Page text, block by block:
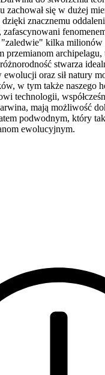
zachował się w dużej
znacznemu
zafascynowani
"zaledwie" kilka milionów
przemianom
stwarza
oraz sił natury
w tym także naszego
technologii,
mają możliwość
podwodnym, który
ewolucyjnym.